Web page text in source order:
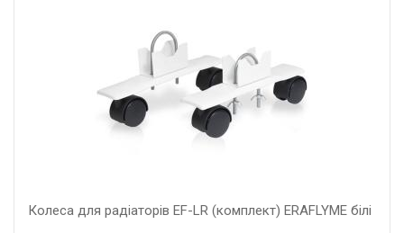
Колеса для радіаторів EF-LR (комплект) ERAFLYME білі